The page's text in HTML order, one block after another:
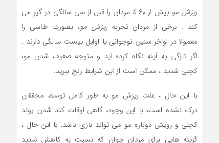
ریزش مو
بیش از ۶۰ ٪ مردان را قبل از سی سالگی در گیر می
کند . برخی از مردان تجربهریزش مو، بصورت طاسی را
معمولا در اواخر سنین نوجوانی یا اوایل بیست سالگی دارند .
اگر تازگی به آینه نگاه کرده اید و متوجه ضعیف شدن مو،
کچلی شدید ، ممکن است از این شرایط رنج ببرید.
با این حال ، علت ریزش مو به طور کامل توسط محققان
درک نشده است، با این وجود، گاهی اوقات کند شدن روند
کچلی و رویش دوباره مو می تواند بازی باشد. با این حال ،
گزینه هایی برای مردان جوان که نسبت به کاهش شدید